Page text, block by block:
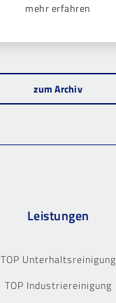
mehr erfahren
zum Archiv
Leistungen
TOP Unterhaltsreinigung
TOP Industriereinigung